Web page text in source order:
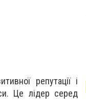
репутації і
Це лідер серед